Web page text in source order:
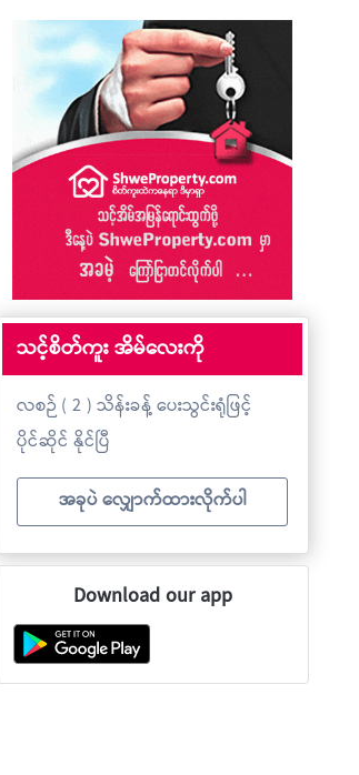
သင့်စိတ်ကူး အိမ်လေးကို
လစဉ် ( 2 ) သိန်းခန့် ပေးသွင်းရုံဖြင့်
ပိုင်ဆိုင် နိုင်ပြီ
အခုပဲ လျှောက်ထားလိုက်ပါ
Download our app